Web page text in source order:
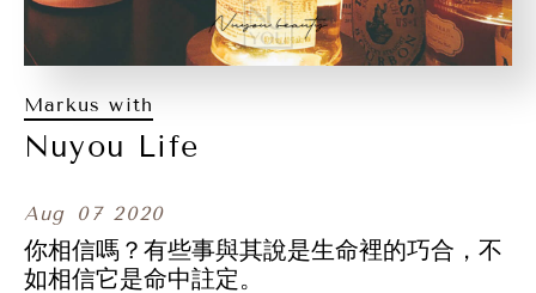
Markus with
Nuyou Life
Aug 07 2020
你相信嗎？有些事與其說是生命裡的巧合，不
如相信它是命中註定。